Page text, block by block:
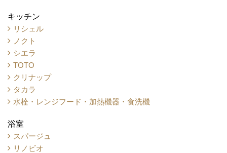
キッチン
リシェル
ノクト
シエラ
TOTO
クリナップ
タカラ
水栓・レンジフード・加熱機器・食洗機
浴室
スパージュ
リノビオ